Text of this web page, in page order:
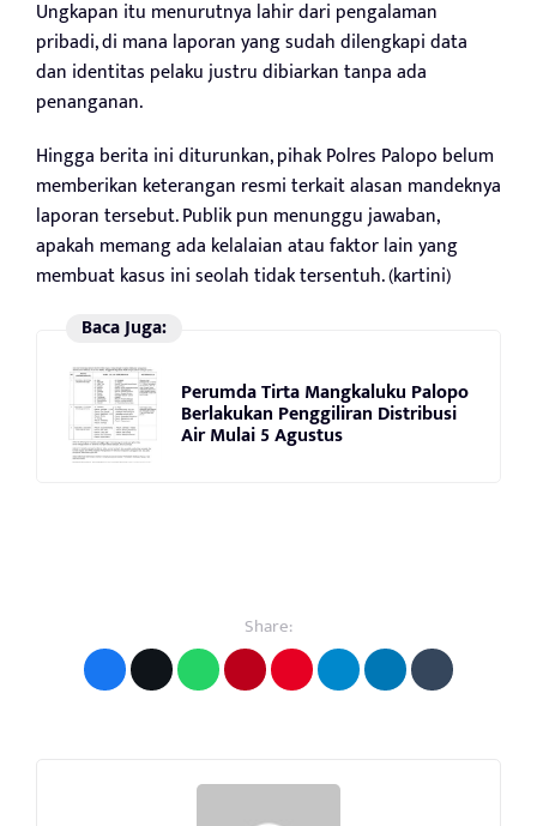
Ungkapan itu menurutnya lahir dari pengalaman
pribadi, di mana laporan yang sudah dilengkapi data
dan identitas pelaku justru dibiarkan tanpa ada
penanganan.
Hingga berita ini diturunkan, pihak Polres Palopo belum
memberikan keterangan resmi terkait alasan mandeknya
laporan tersebut. Publik pun menunggu jawaban,
apakah memang ada kelalaian atau faktor lain yang
membuat kasus ini seolah tidak tersentuh. (kartini)
Baca Juga:
Perumda Tirta Mangkaluku Palopo
Berlakukan Penggiliran Distribusi
Air Mulai 5 Agustus
Share: